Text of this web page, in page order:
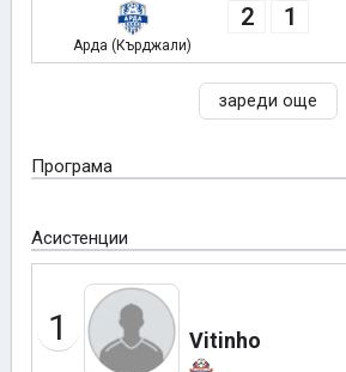
Арда (Кърджали)
2 1
зареди още
Програма
Асистенции
1 Vitinho